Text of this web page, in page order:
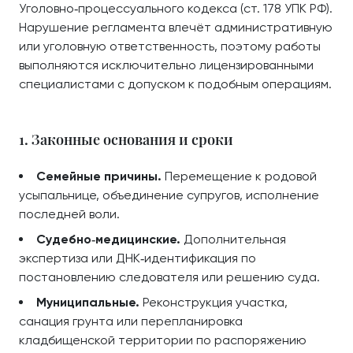
Уголовно‑процессуального кодекса (ст. 178 УПК РФ).
Нарушение регламента влечёт административную
или уголовную ответственность, поэтому работы
выполняются исключительно лицензированными
специалистами с допуском к подобным операциям.
1. Законные основания и сроки
Семейные причины. Перемещение к родовой
усыпальнице, объединение супругов, исполнение
последней воли.
Судебно‑медицинские. Дополнительная
экспертиза или ДНК‑идентификация по
постановлению следователя или решению суда.
Муниципальные. Реконструкция участка,
санация грунта или перепланировка
кладбищенской территории по распоряжению